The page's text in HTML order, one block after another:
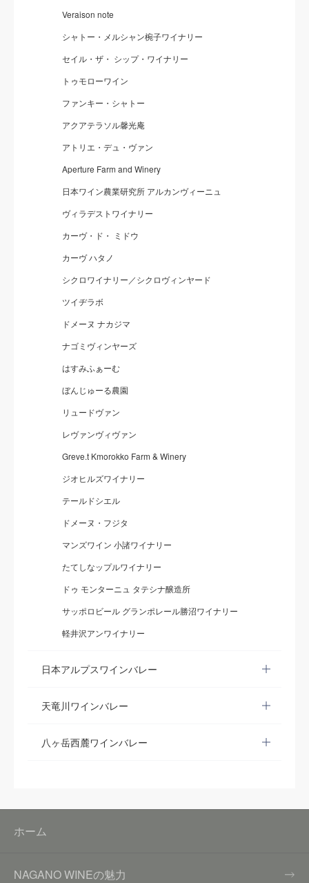
Veraison note
シャトー・メルシャン椀子ワイナリー
セイル・ザ・ シップ・ワイナリー
トゥモローワイン
ファンキー・シャトー
アクアテラソル馨光庵
アトリエ・デュ・ヴァン
Aperture Farm and Winery
日本ワイン農業研究所 アルカンヴィーニュ
ヴィラデストワイナリー
カーヴ・ド・ ミドウ
カーヴ ハタノ
シクロワイナリー／シクロヴィンヤード
ツイヂラボ
ドメーヌ ナカジマ
ナゴミヴィンヤーズ
はすみふぁーむ
ぼんじゅーる農園
リュードヴァン
レヴァンヴィヴァン
Greve.t Kmorokko Farm & Winery
ジオヒルズワイナリー
テールドシエル
ドメーヌ・フジタ
マンズワイン 小諸ワイナリー
たてしなップルワイナリー
ドゥ モンターニュ タテシナ醸造所
サッポロビール グランポレール勝沼ワイナリー
軽井沢アンワイナリー
日本アルプスワインバレー
天竜川ワインバレー
八ヶ岳西麓ワインバレー
ホーム
NAGANO WINEの魅力